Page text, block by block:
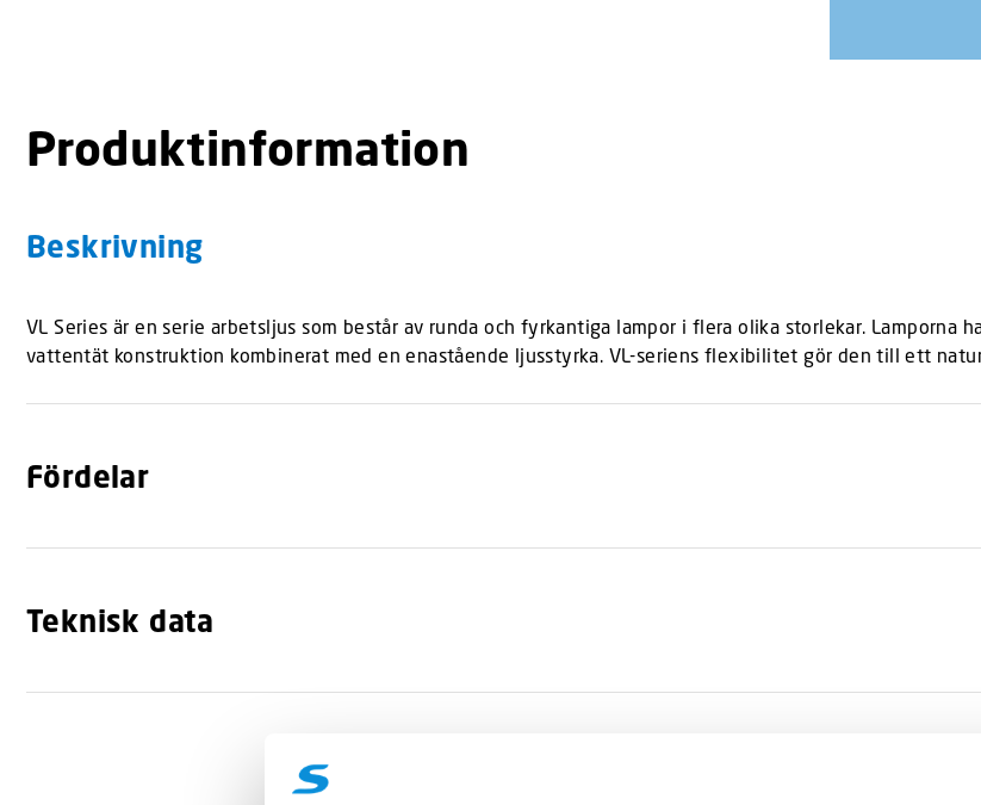
Produktinformation
Beskrivning
VL Series är en serie arbetsljus som består av runda och fyrkantiga lampor i flera olika storlekar. Lamporna
vattentät konstruktion kombinerat med en enastående ljusstyrka. VL-seriens flexibilitet gör den till ett
Fördelar
Teknisk data